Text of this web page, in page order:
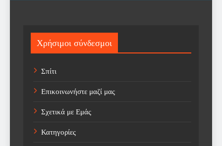
Sports
Technology
Trending
Weather
Αγορά
Αγορά Εργασίας
Χρήσιμοι σύνδεσμοι
Σπίτι
Επικοινωνήστε μαζί μας
Σχετικά με Εμάς
Κατηγορίες